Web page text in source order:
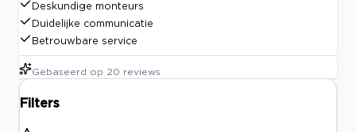
Deskundige monteurs
Duidelijke communicatie
Betrouwbare service
Gebaseerd op 20 reviews
Filters